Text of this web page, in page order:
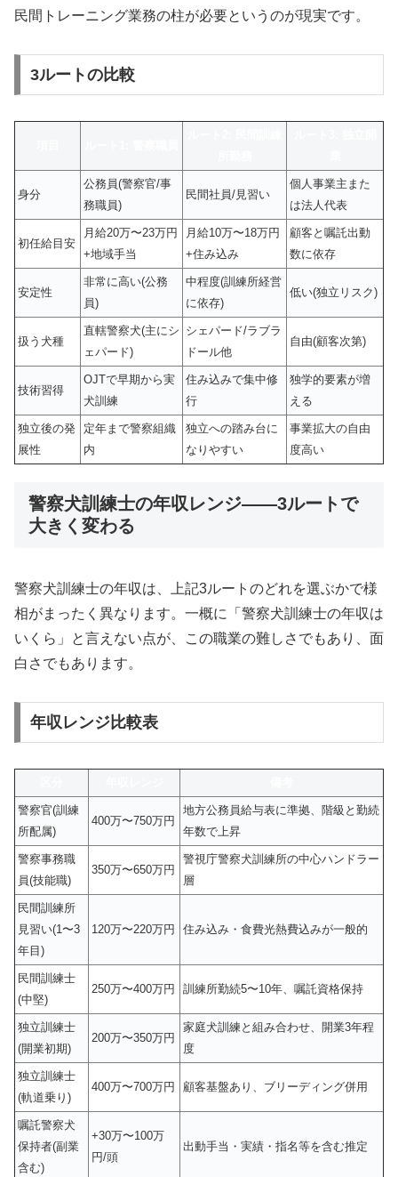
民間トレーニング業務の柱が必要というのが現実です。
3ルートの比較
身分
公務員(警察官/事
務職員)
民間社員/見習い
個人事業主また
は法人代表
初任給目安
月給20万〜23万円
+地域手当
月給10万〜18万円
+住み込み
顧客と嘱託出動
数に依存
安定性
非常に高い(公務
員)
中程度(訓練所経営
に依存)
低い(独立リスク)
扱う犬種
直轄警察犬(主にシ
ェパード)
シェパード/ラブラ
ドール他
自由(顧客次第)
技術習得
OJTで早期から実
犬訓練
住み込みで集中修
行
独学的要素が増
える
独立後の発
展性
定年まで警察組織
内
独立への踏み台に
なりやすい
事業拡大の自由
度高い
警察犬訓練士の年収レンジ——3ルートで
大きく変わる
警察犬訓練士の年収は、上記3ルートのどれを選ぶかで様
相がまったく異なります。一概に「警察犬訓練士の年収は
いくら」と言えない点が、この職業の難しさでもあり、面
白さでもあります。
年収レンジ比較表
警察官(訓練
所配属)
400万〜750万円
地方公務員給与表に準拠、階級と勤続
年数で上昇
警察事務職
員(技能職)
350万〜650万円
警視庁警察犬訓練所の中心ハンドラー
層
民間訓練所
見習い(1〜3
年目)
120万〜220万円 住み込み・食費光熱費込みが一般的
民間訓練士
(中堅)
250万〜400万円 訓練所勤続5〜10年、嘱託資格保持
独立訓練士
(開業初期)
200万〜350万円
家庭犬訓練と組み合わせ、開業3年程
度
独立訓練士
(軌道乗り)
400万〜700万円 顧客基盤あり、ブリーディング併用
嘱託警察犬
保持者(副業
含む)
+30万〜100万
円/頭
出動手当・実績・指名等を含む推定